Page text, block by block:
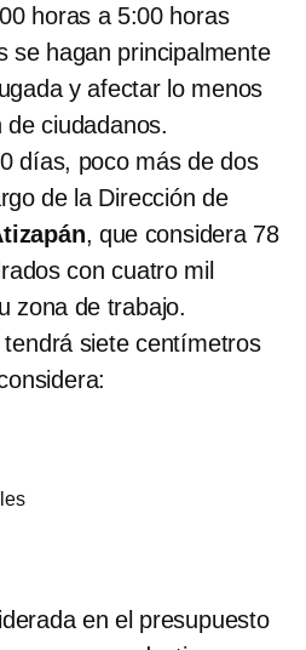
horas a 5:00 horas
se hagan principalmente
y afectar lo menos
de ciudadanos.
días, poco más de dos
de la Dirección de
, que considera 78
con cuatro mil
zona de trabajo.
siete centímetros
en el presupuesto